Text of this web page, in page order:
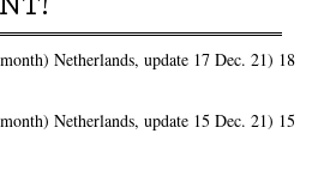
Netherlands, update 17 Dec. 21) 18
Netherlands, update 15 Dec. 21) 15